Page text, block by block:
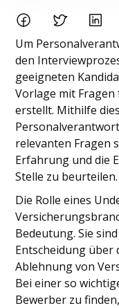
Um
den
geeigneten
Vorlage mit
erstellt. Mithilfe
relevanten Fragen
Erfahrung und die
Stelle zu beurteilen.
Die Rolle eines
Bedeutung. Sie
Entscheidung über
Ablehnung von
Bei einer so
Bewerber zu